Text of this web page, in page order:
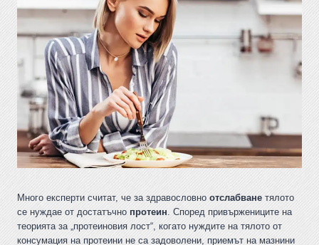
Много експерти считат, че за здравословно отслабване тялото
се нуждае от достатъчно протеин. Според привържениците на
теорията за „протеиновия лост“, когато нуждите на тялото от
консумация на протеини не са задоволени, приемът на мазнини